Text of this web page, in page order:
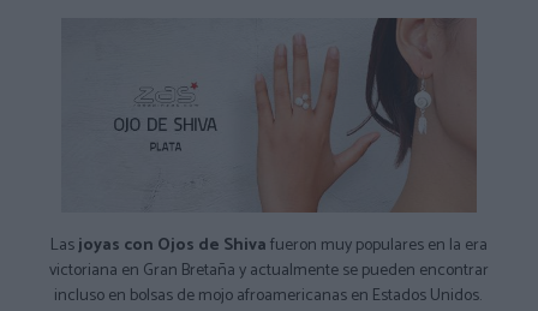
Lasjoyas con Ojos de Shivafueron muy populares en la era
victoriana en Gran Bretaña y actualmente se pueden encontrar
incluso en bolsas de mojo afroamericanas en Estados Unidos.